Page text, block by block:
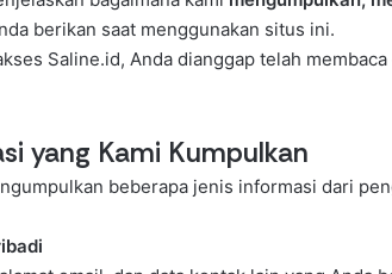
berikan saat menggunakan situs ini.
Saline.id, Anda dianggap telah
yang Kami Kumpulkan
beberapa jenis informasi dari